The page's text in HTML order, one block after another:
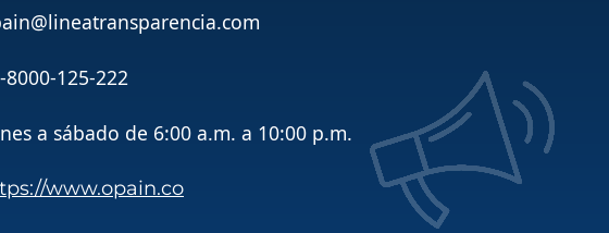
8000-125-222
a sábado de 6:00 a.m. a 10:00 p.m.
www.opain.co